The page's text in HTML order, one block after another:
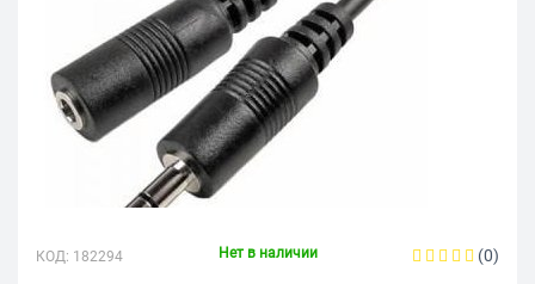
КОД: 182294 Нет в наличии (0)